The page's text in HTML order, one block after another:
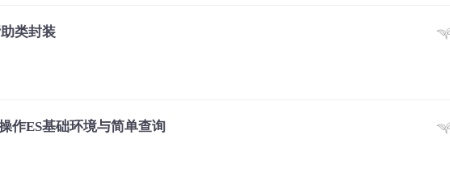
类封装
作ES基础环境与简单查询